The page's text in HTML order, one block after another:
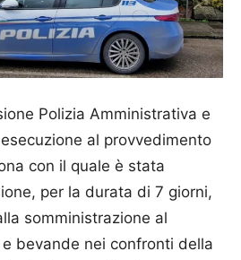
Polizia Amministrativa e
al provvedimento
con il quale è stata
per la durata di 7 giorni,
somministrazione al
bevande nei confronti della